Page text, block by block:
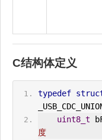
C结构体定义
typedef
_USB_ CDC
uint8_t
度